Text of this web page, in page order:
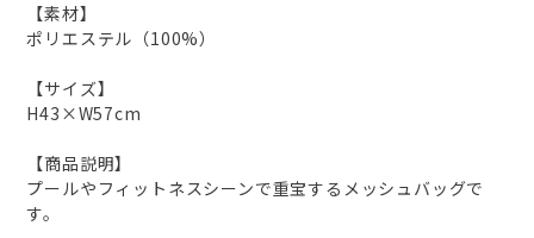
【素材】
ポリエステル（100%）
【サイズ】
H43×W57cm
【商品説明】
プールやフィットネスシーンで重宝するメッシュバッグで
す。